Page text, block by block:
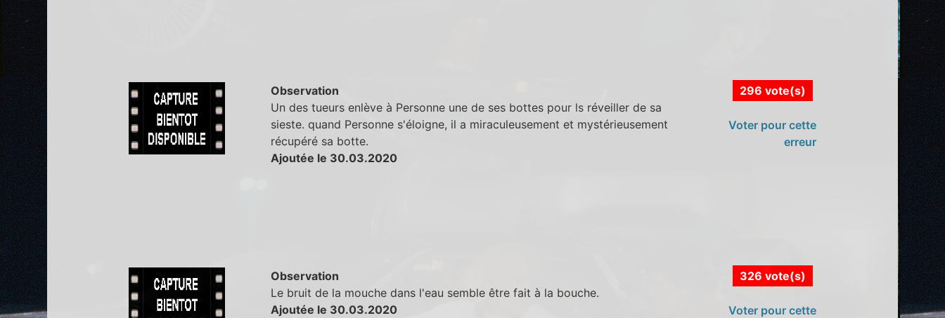
Observation
Un des tueurs enlève à Personne une de ses bottes pour ls réveiller de sa
sieste. quand Personne s'éloigne, il a miraculeusement et mystérieusement
récupéré sa botte.
Ajoutée le 30.03.2020
296 vote(s)
Voter pour cette
erreur
Observation
Le bruit de la mouche dans l'eau semble être fait à la bouche.
Ajoutée le 30.03.2020
326 vote(s)
Voter pour cette